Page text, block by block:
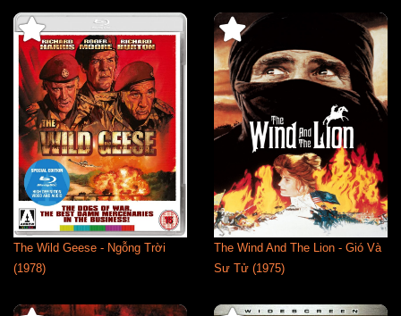
The Wild Geese - Ngỗng Trời
(1978)
The Wind And The Lion - Gió Và
Sư Tử (1975)